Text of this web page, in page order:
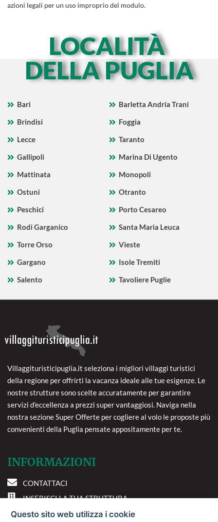
azioni legali per un uso improprio del modulo.
LOCALITÀ
DELLA PUGLIA
Bari
Barletta Andria Trani
Brindisi
Foggia
Lecce
Taranto
Gallipoli
Marina Di Ugento
Mattinata
Monopoli
Ostuni
Otranto
Peschici
Porto Cesareo
Rodi Garganico
Santa Maria Leuca
Torre Orso
Vieste
Gargano
Isole Tremiti
Salento
Tavoliere Puglie
Villaggituristicipuglia.it seleziona i migliori villaggi turistici
della regione per offrirti la vacanza ideale alle tue esigenze. Le
nostre strutture sono scelte accuratamente per garantire
servizi d'eccellenza a prezzi super vantaggiosi. Naviga nella
nostra sezione Super Offerte per cogliere al volo le proposte più
convenienti della Puglia pensate appositamente per te.
INFORMAZIONI
CONTATTACI
INSERISCI LA TUA STRUTTURA
PREFERENZE COOKIE
Questo sito web utilizza i cookie